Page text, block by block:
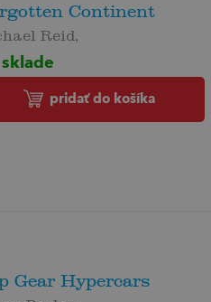
Continent
Reid,
pridať do košíka
Gear Hypercars